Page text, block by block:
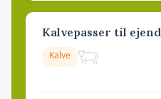
Kalvepasser til
Kalve